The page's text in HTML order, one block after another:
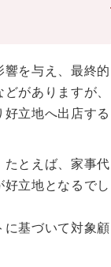
を与え、最終的
がありますが、
立地へ出店する
たとえば、家事代
立地となるでし
に基づいて対象顧